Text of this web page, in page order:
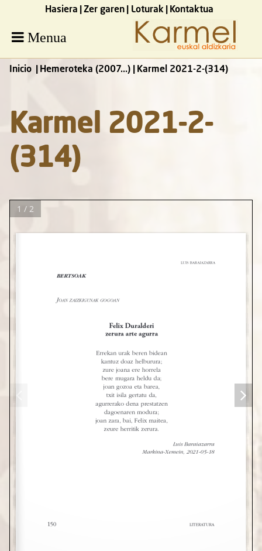
Hasiera Zer garen Loturak Kontaktua
Menua
Inicio Hemeroteka (2007...) Karmel 2021-2-(314)
Karmel 2021-2-
(314)
1 / 2